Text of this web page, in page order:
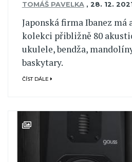
TOMÁŠ PAVELKA , 28. 12.
Japonská firma Ibanez má
kolekci přibližně 80
ukulele, bendža,
baskytary.
ČÍST DÁLE